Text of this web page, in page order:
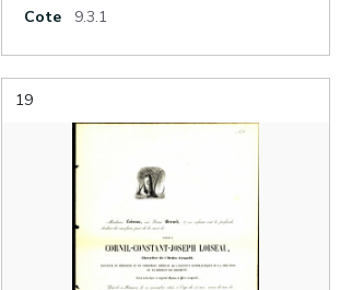
Cote
9.3.1
19